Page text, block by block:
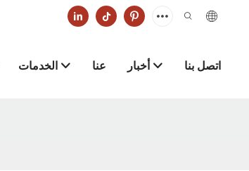
الخدمات عنا أخبار اتصل بنا